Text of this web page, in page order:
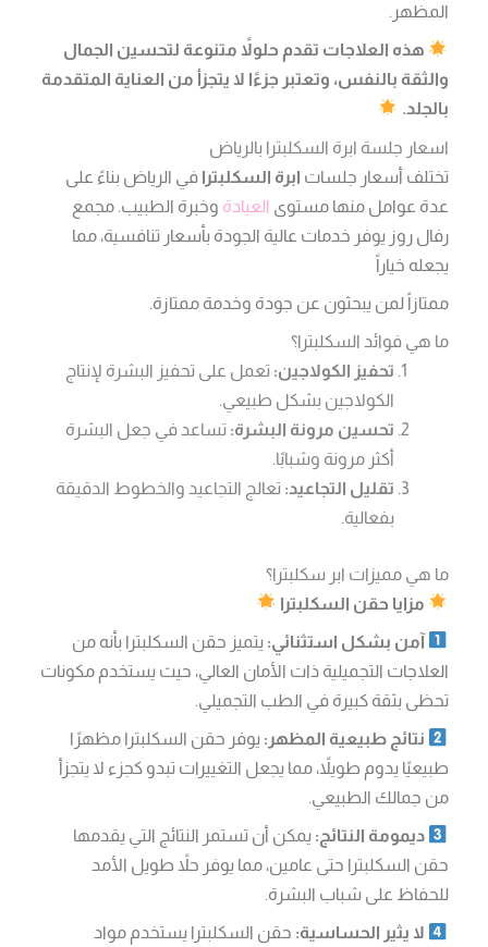
المظهر.
هذه العلاجات تقدم حلولاً متنوعة لتحسين الجمال
والثقة بالنفس، وتعتبر جزءًا لا يتجزأ من العناية المتقدمة
بالجلد.
اسعار جلسة ابرة السكلبترا بالرياض
تختلف أسعار جلسات ابرة السكلبترا في الرياض بناءً على
عدة عوامل منها مستوى العيادة وخبرة الطبيب. مجمع
رفال روز يوفر خدمات عالية الجودة بأسعار تنافسية، مما
يجعله خياراً
ممتازاً لمن يبحثون عن جودة وخدمة ممتازة.
ما هي فوائد السكلبترا؟
تحفيز الكولاجين: تعمل على تحفيز البشرة لإنتاج
الكولاجين بشكل طبيعي.
تحسين مرونة البشرة: تساعد في جعل البشرة
أكثر مرونة وشبابًا.
تقليل التجاعيد: تعالج التجاعيد والخطوط الدقيقة
بفعالية.
ما هي مميزات ابر سكلبترا؟
مزايا حقن السكلبترا
آمن بشكل استثنائي: يتميز حقن السكلبترا بأنه من
العلاجات التجميلية ذات الأمان العالي، حيث يستخدم مكونات
تحظى بثقة كبيرة في الطب التجميلي.
نتائج طبيعية المظهر: يوفر حقن السكلبترا مظهرًا
طبيعيًا يدوم طويلاً، مما يجعل التغييرات تبدو كجزء لا يتجزأ
من جمالك الطبيعي.
ديمومة النتائج: يمكن أن تستمر النتائج التي يقدمها
حقن السكلبترا حتى عامين، مما يوفر حلاً طويل الأمد
للحفاظ على شباب البشرة.
لا يثير الحساسية: حقن السكلبترا يستخدم مواد